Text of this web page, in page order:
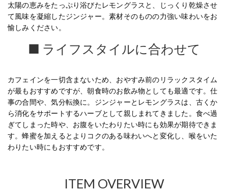
太陽の恵みをたっぷり浴びたレモングラスと、じっくり乾燥させ
て風味を凝縮したジンジャー。素材そのものの力強い味わいをお
愉しみください。
■ ライフスタイルに合わせて
カフェインを一切含まないため、おやすみ前のリラックスタイム
が最もおすすめですが、朝食時のお飲み物としても最適です。仕
事の合間や、気分転換に。ジンジャーとレモングラスは、古くか
ら消化をサポートするハーブとして親しまれてきました。食べ過
ぎてしまった時や、お腹をいたわりたい時にも効果が期待できま
す。蜂蜜を加えるとよりコクのある味わいへと変化し、喉をいた
わりたい時にもおすすめです。
ITEM OVERVIEW